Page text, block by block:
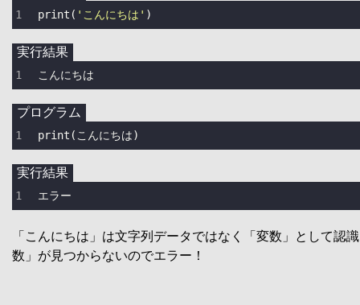
print ( 'こんにちは' )
実行結果
こんにちは
プログラム
print (こんにちは)
実行結果
エラー
「こんにちは」は文字列データではなく「変数」として認
数」が見つからないのでエラー！